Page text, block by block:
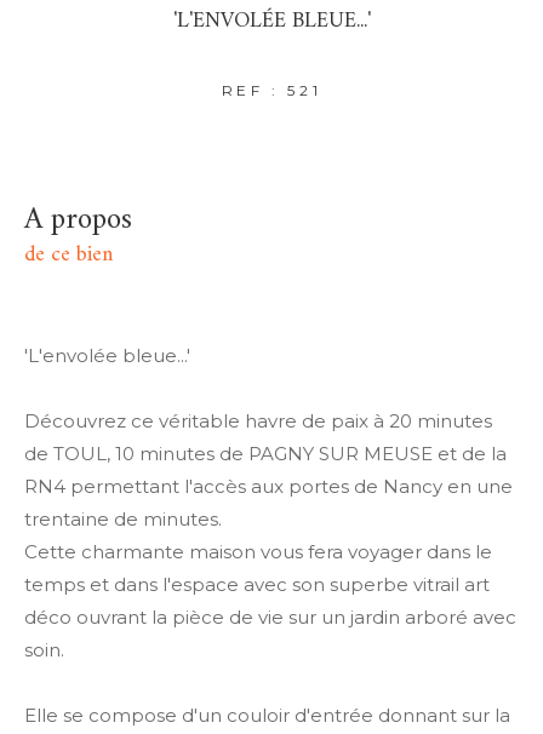
'L'ENVOLÉE BLEUE...'
REF : 521
a propos
de ce bien
'L'envolée bleue...'
Découvrez ce véritable havre de paix à 20 minutes
de TOUL, 10 minutes de PAGNY SUR MEUSE et de la
RN4 permettant l'accès aux portes de Nancy en une
trentaine de minutes.
Cette charmante maison vous fera voyager dans le
temps et dans l'espace avec son superbe vitrail art
déco ouvrant la pièce de vie sur un jardin arboré avec
soin.
Elle se compose d'un couloir d'entrée donnant sur la